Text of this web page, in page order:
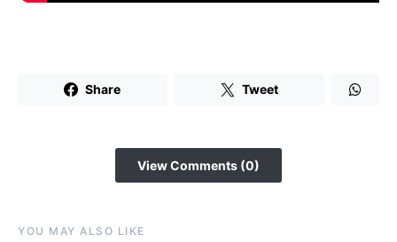
Share Tweet
View Comments (0)
YOU MAY ALSO LIKE